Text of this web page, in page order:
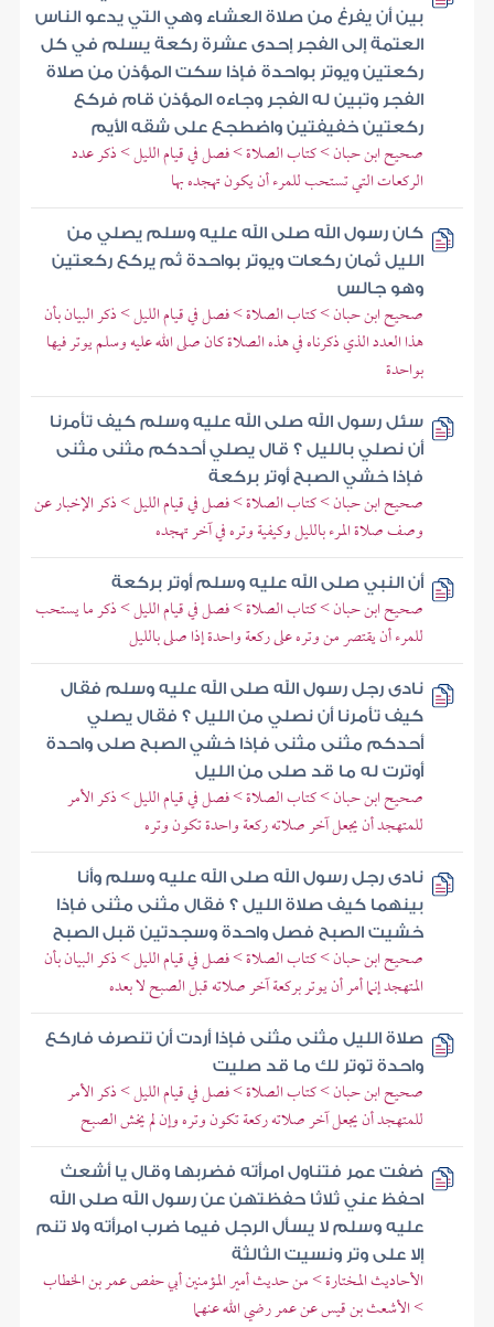
بين أن يفرغ من صلاة العشاء وهي التي يدعو الناس
العتمة إلى الفجر إحدى عشرة ركعة يسلم في كل
ركعتين ويوتر بواحدة فإذا سكت المؤذن من صلاة
الفجر وتبين له الفجر وجاءه المؤذن قام فركع
ركعتين خفيفتين واضطجع على شقه الأيم
صحيح ابن حبان > كتاب الصلاة > فصل في قيام الليل > ذكر عدد
الركعات التي تستحب للمرء أن يكون تهجده بها
كان رسول الله صلى الله عليه وسلم يصلي من
الليل ثمان ركعات ويوتر بواحدة ثم يركع ركعتين
وهو جالس
صحيح ابن حبان > كتاب الصلاة > فصل في قيام الليل > ذكر البيان بأن
هذا العدد الذي ذكرناه في هذه الصلاة كان صلى الله عليه وسلم يوتر فيها
بواحدة
سئل رسول الله صلى الله عليه وسلم كيف تأمرنا
أن نصلي بالليل ؟ قال يصلي أحدكم مثنى مثنى
فإذا خشي الصبح أوتر بركعة
صحيح ابن حبان > كتاب الصلاة > فصل في قيام الليل > ذكر الإخبار عن
وصف صلاة المرء بالليل وكيفية وتره في آخر تهجده
أن النبي صلى الله عليه وسلم أوتر بركعة
صحيح ابن حبان > كتاب الصلاة > فصل في قيام الليل > ذكر ما يستحب
للمرء أن يقتصر من وتره على ركعة واحدة إذا صلى بالليل
نادى رجل رسول الله صلى الله عليه وسلم فقال
كيف تأمرنا أن نصلي من الليل ؟ فقال يصلي
أحدكم مثنى مثنى فإذا خشي الصبح صلى واحدة
أوترت له ما قد صلى من الليل
صحيح ابن حبان > كتاب الصلاة > فصل في قيام الليل > ذكر الأمر
للمتهجد أن يجعل آخر صلاته ركعة واحدة تكون وتره
نادى رجل رسول الله صلى الله عليه وسلم وأنا
بينهما كيف صلاة الليل ؟ فقال مثنى مثنى فإذا
خشيت الصبح فصل واحدة وسجدتين قبل الصبح
صحيح ابن حبان > كتاب الصلاة > فصل في قيام الليل > ذكر البيان بأن
المتهجد إنما أمر أن يوتر بركعة آخر صلاته قبل الصبح لا بعده
صلاة الليل مثنى مثنى فإذا أردت أن تنصرف فاركع
واحدة توتر لك ما قد صليت
صحيح ابن حبان > كتاب الصلاة > فصل في قيام الليل > ذكر الأمر
للمتهجد أن يجعل آخر صلاته ركعة تكون وتره وإن لم يخش الصبح
ضفت عمر فتناول امرأته فضربها وقال يا أشعث
احفظ عني ثلاثا حفظتهن عن رسول الله صلى الله
عليه وسلم لا يسأل الرجل فيما ضرب امرأته ولا تنم
إلا على وتر ونسيت الثالثة
الأحاديث المختارة > من حديث أمير المؤمنين أبي حفص عمر بن الخطاب
> الأشعث بن قيس عن عمر رضي الله عنهما